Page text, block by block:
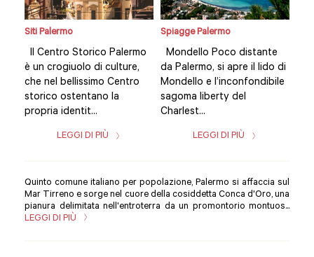
Siti Palermo
Il Centro Storico Palermo
è un crogiuolo di culture,
che nel bellissimo Centro
storico ostentano la
propria identit...
LEGGI DI PIÙ
Spiagge Palermo
Mondello Poco distante
da Palermo, si apre il lido di
Mondello e l’inconfondibile
sagoma liberty del
Charlest...
LEGGI DI PIÙ
Quinto comune italiano per popolazione, Palermo si affaccia sul
Mar Tirreno e sorge nel cuore della cosiddetta Conca d'Oro, una
pianura delimitata nell'entroterra da un promontorio montuos...
LEGGI DI PIÙ